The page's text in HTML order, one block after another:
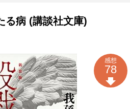
病 (講談社文庫)
感想
78